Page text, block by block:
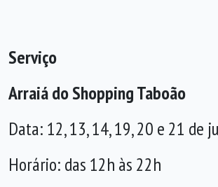
Serviço
Arraiá do Shopping Taboão
Data: 12, 13, 14, 19, 20 e 21 de
Horário: das 12h às 22h